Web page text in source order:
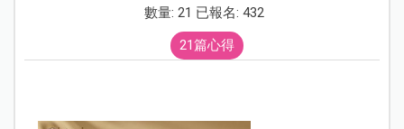
數量: 21 已報名: 432
21篇心得